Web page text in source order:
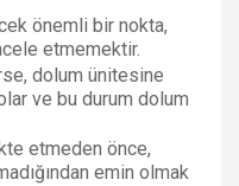
önemli bir nokta,
etmemektir.
dolum ünitesine
ve bu durum dolum
etmeden önce,
emin olmak